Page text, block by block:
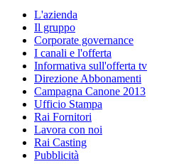
L'azienda
Il gruppo
Corporate governance
I canali e l'offerta
Informativa sull'offerta tv
Direzione Abbonamenti
Campagna Canone 2013
Ufficio Stampa
Rai Fornitori
Lavora con noi
Rai Casting
Pubblicità